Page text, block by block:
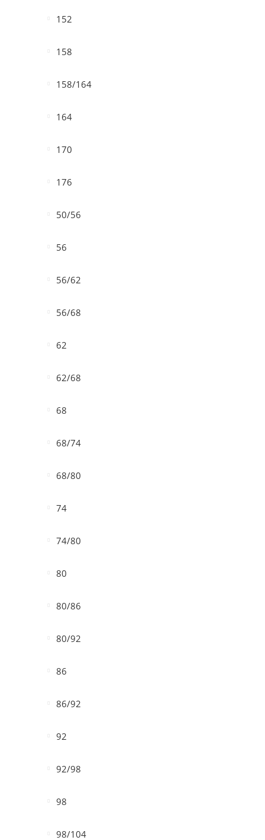
152
158
158/164
164
170
176
50/56
56
56/62
56/68
62
62/68
68
68/74
68/80
74
74/80
80
80/86
80/92
86
86/92
92
92/98
98
98/104